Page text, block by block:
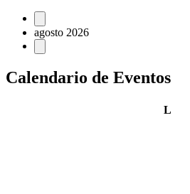
Eventos
agosto 2026
Calendario de Eventos
Llunes